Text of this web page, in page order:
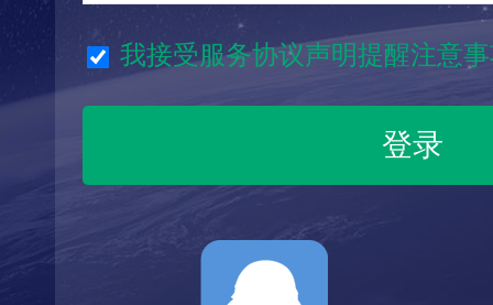
我接受服务协议声明提醒注意